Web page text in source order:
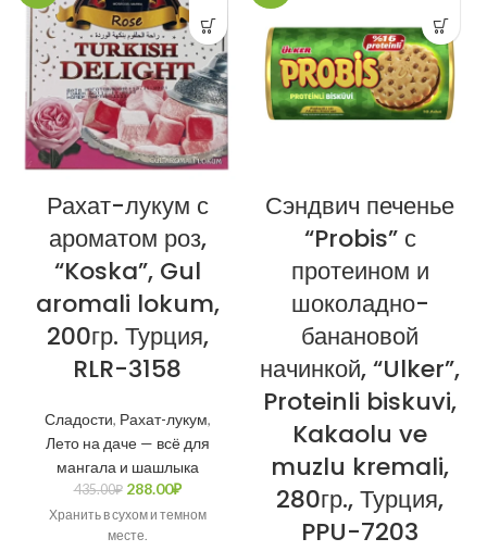
Рахат-лукум с
ароматом роз,
“Koska”, Gul
aromali lokum,
200гр. Турция,
RLR-3158
Сладости, Рахат-лукум,
Лето на даче — всё для
мангала и шашлыка
435.00₽ 288.00₽
Хранить в сухом и темном
месте.
Сэндвич печенье
“Probis” с
протеином и
шоколадно-
банановой
начинкой, “Ulker”,
Proteinli biskuvi,
Kakaolu ve
muzlu kremali,
280гр., Турция,
PPU-7203